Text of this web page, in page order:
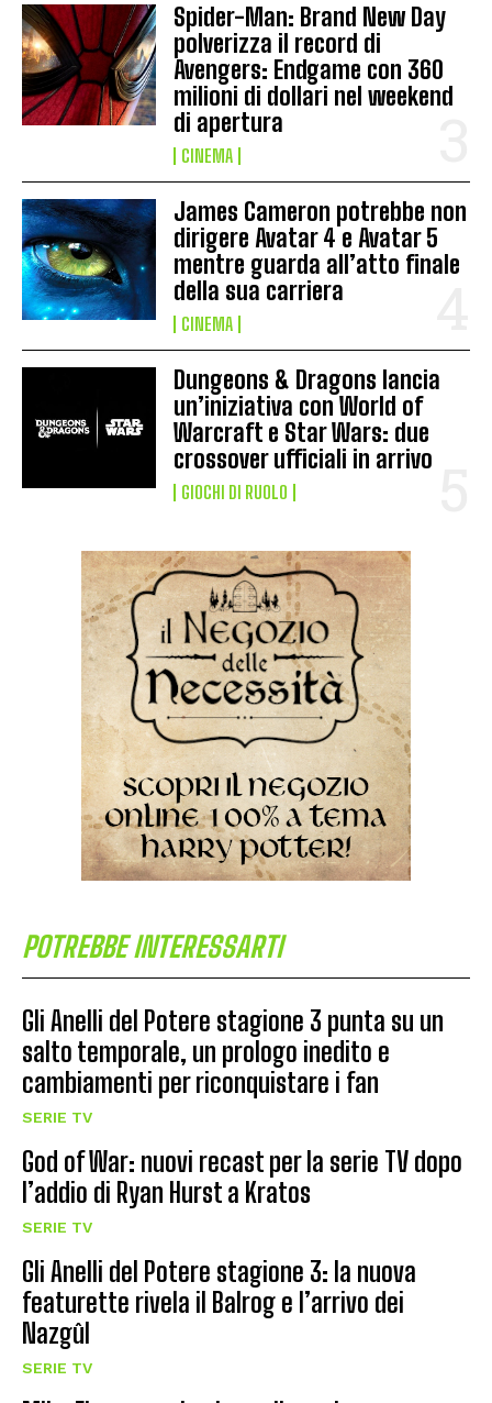
Spider-Man: Brand New Day
polverizza il record di
Avengers: Endgame con 360
milioni di dollari nel weekend
di apertura
CINEMA
James Cameron potrebbe non
dirigere Avatar 4 e Avatar 5
mentre guarda all’atto finale
della sua carriera
CINEMA
Dungeons & Dragons lancia
un’iniziativa con World of
Warcraft e Star Wars: due
crossover ufficiali in arrivo
GIOCHI DI RUOLO
POTREBBE INTERESSARTI
Gli Anelli del Potere stagione 3 punta su un
salto temporale, un prologo inedito e
cambiamenti per riconquistare i fan
SERIE TV
God of War: nuovi recast per la serie TV dopo
l’addio di Ryan Hurst a Kratos
SERIE TV
Gli Anelli del Potere stagione 3: la nuova
featurette rivela il Balrog e l’arrivo dei
Nazgûl
SERIE TV